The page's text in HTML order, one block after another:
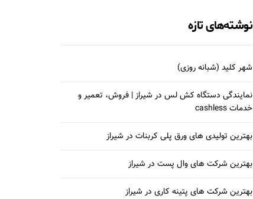
نوشته‌های تازه
شهر کلید (شبانه روزی)
نمایندگی دستگاه کش لس در شیراز | فروش، تعمیر و
خدمات cashless
بهترین تولیدی های ورق پلی کربنات در شیراز
بهترین شرکت های وال پست در شیراز
بهترین شرکت های پتینه کاری در شیراز